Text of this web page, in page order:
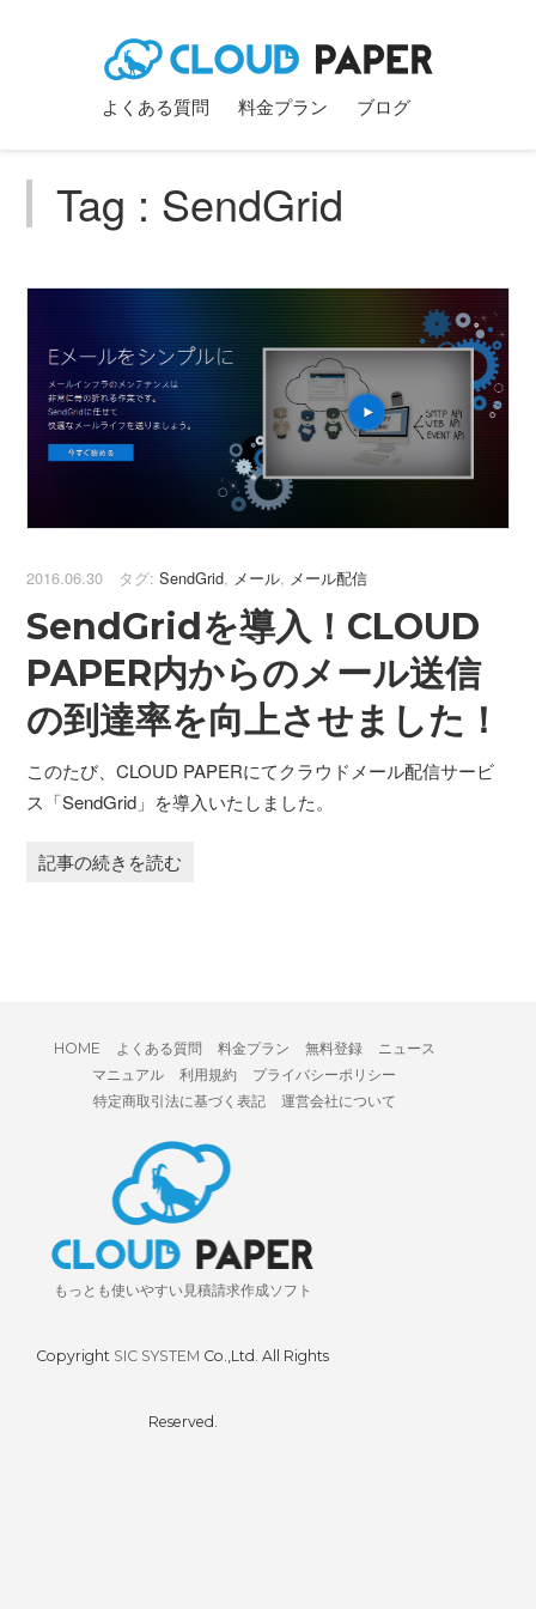
よくある質問 料金プラン ブログ
Tag : SendGrid
2016.06.30 タグ:SendGrid, メール, メール配信
SendGridを導入！CLOUD
PAPER内からのメール送信
の到達率を向上させました！
このたび、CLOUD PAPERにてクラウドメール配信サービ
ス「SendGrid」を導入いたしました。
記事の続きを読む
HOME よくある質問 料金プラン 無料登録
ニュース
マニュアル
利用規約
プライバシーポリシー
特定商取引法に基づく表記
運営会社について
もっとも使いやすい見積請求作成ソフト
Copyright SIC SYSTEM Co.,Ltd. All Rights
Reserved.